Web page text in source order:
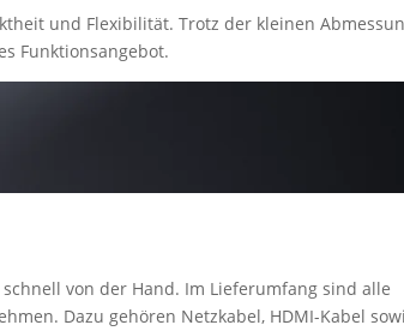
und Flexibilität. Trotz der kleinen
Funktionsangebot.
von der Hand. Im Lieferumfang sind alle
Dazu gehören Netzkabel, HDMI-Kabel